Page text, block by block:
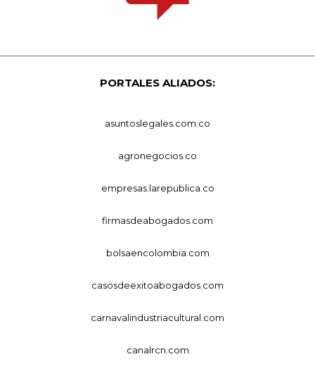
PORTALES ALIADOS:
asuntoslegales.com.co
agronegocios.co
empresas.larepublica.co
firmasdeabogados.com
bolsaencolombia.com
casosdeexitoabogados.com
carnavalindustriacultural.com
canalrcn.com